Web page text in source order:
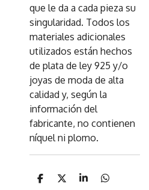
que le da a cada pieza su
singularidad. Todos los
materiales adicionales
utilizados están hechos
de plata de ley 925 y/o
joyas de moda de alta
calidad y, según la
información del
fabricante, no contienen
níquel ni plomo.
C
C
C
C